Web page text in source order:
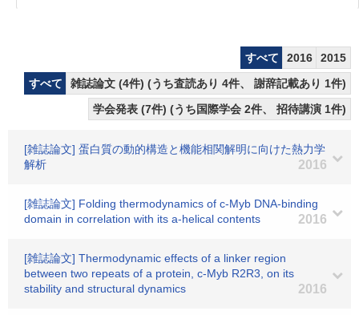
すべて 2016
2015
すべて
雑誌論文 (4件) (うち査読あり 4件、 謝辞記載あり 1件)
学会発表 (7件) (うち国際学会 2件、 招待講演 1件)
[雑誌論文] 蛋白質の動的構造と機能相関解明に向けた熱力学
解析
2016
[雑誌論文] Folding thermodynamics of c-Myb DNA-binding
domain in correlation with its a-helical contents
2016
[雑誌論文] Thermodynamic effects of a linker region
between two repeats of a protein, c-Myb R2R3, on its
stability and structural dynamics
2016